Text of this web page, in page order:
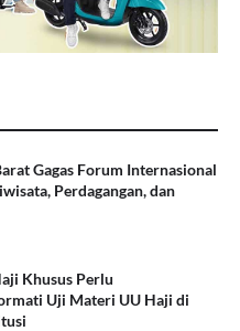
Gagas Forum Internasional
Perdagangan, dan
Khusus Perlu
Uji Materi UU Haji di